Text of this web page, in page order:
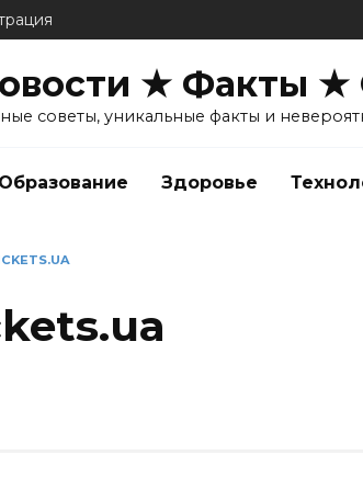
★ Факты ★
советы, уникальные факты и
Образование Здоровье